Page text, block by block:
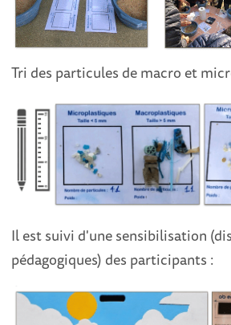
Tri des particules de macro et
Il est suivi d'une sensibilisation
pédagogiques) des participants :